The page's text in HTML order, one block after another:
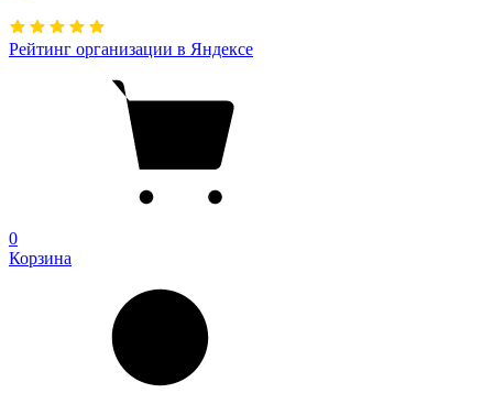
Рейтинг организации в Яндексе
0
Корзина